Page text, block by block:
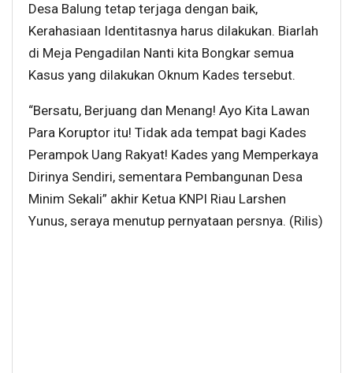
Desa Balung tetap terjaga dengan baik,
Kerahasiaan Identitasnya harus dilakukan. Biarlah
di Meja Pengadilan Nanti kita Bongkar semua
Kasus yang dilakukan Oknum Kades tersebut.
“Bersatu, Berjuang dan Menang! Ayo Kita Lawan
Para Koruptor itu! Tidak ada tempat bagi Kades
Perampok Uang Rakyat! Kades yang Memperkaya
Dirinya Sendiri, sementara Pembangunan Desa
Minim Sekali” akhir Ketua KNPI Riau Larshen
Yunus, seraya menutup pernyataan persnya. (Rilis)